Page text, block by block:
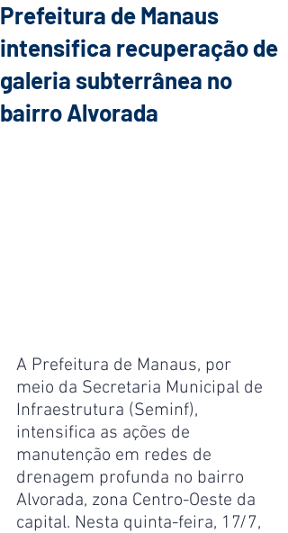
Prefeitura de Manaus
intensifica recuperação de
galeria subterrânea no
bairro Alvorada
A Prefeitura de Manaus, por
meio da Secretaria Municipal de
Infraestrutura (Seminf),
intensifica as ações de
manutenção em redes de
drenagem profunda no bairro
Alvorada, zona Centro-Oeste da
capital. Nesta quinta-feira, 17/7,